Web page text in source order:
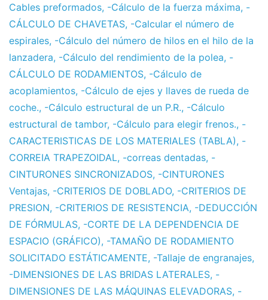
Cables preformados, -Cálculo de la fuerza máxima, -
CÁLCULO DE CHAVETAS, -Calcular el número de
espirales, -Cálculo del número de hilos en el hilo de la
lanzadera, -Cálculo del rendimiento de la polea, -
CÁLCULO DE RODAMIENTOS, -Cálculo de
acoplamientos, -Cálculo de ejes y llaves de rueda de
coche., -Cálculo estructural de un P.R., -Cálculo
estructural de tambor, -Cálculo para elegir frenos., -
CARACTERISTICAS DE LOS MATERIALES (TABLA), -
CORREIA TRAPEZOIDAL, -correas dentadas, -
CINTURONES SINCRONIZADOS, -CINTURONES
Ventajas, -CRITERIOS DE DOBLADO, -CRITERIOS DE
PRESION, -CRITERIOS DE RESISTENCIA, -DEDUCCIÓN
DE FÓRMULAS, -CORTE DE LA DEPENDENCIA DE
ESPACIO (GRÁFICO), -TAMAÑO DE RODAMIENTO
SOLICITADO ESTÁTICAMENTE, -Tallaje de engranajes,
-DIMENSIONES DE LAS BRIDAS LATERALES, -
DIMENSIONES DE LAS MÁQUINAS ELEVADORAS, -